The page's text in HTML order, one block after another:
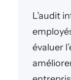
L’audit
évaluer